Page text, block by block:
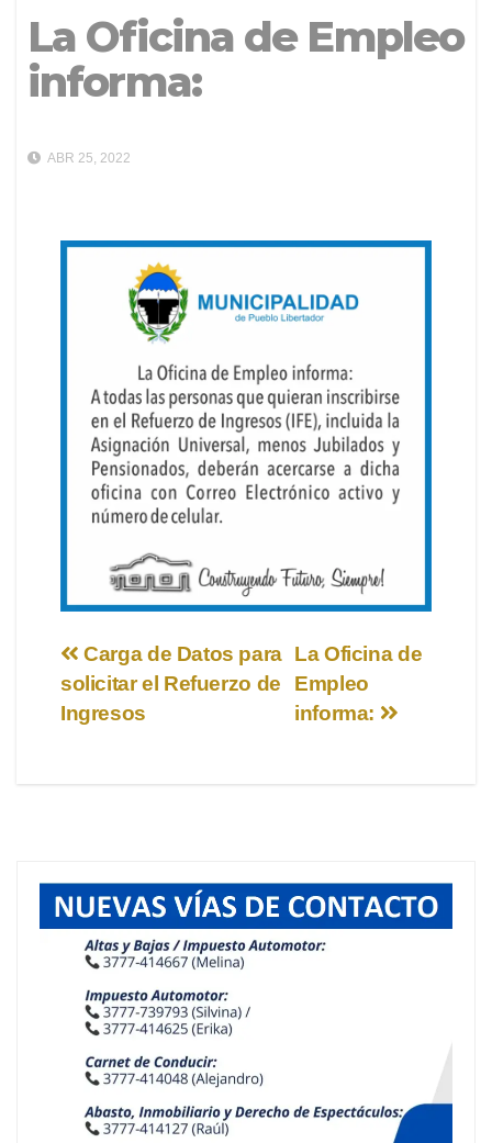
La Oficina de Empleo
informa:
ABR 25, 2022
Navegación
de
La Oficina de
Empleo
informa:
Carga de Datos para
solicitar el Refuerzo de
Ingresos